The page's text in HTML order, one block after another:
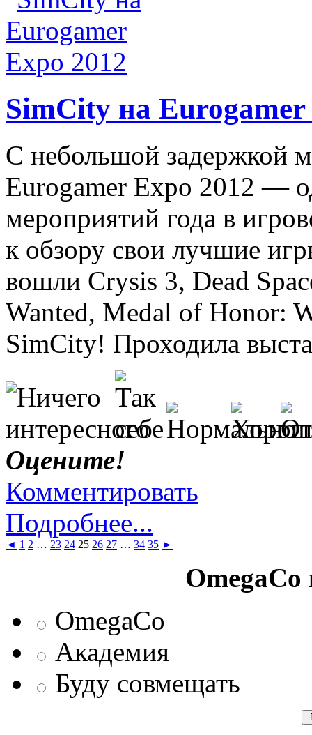
SimCity на Eurogamer
С небольшой задержкой
Eurogamer Expo 2012 —
мероприятий года в
к обзору свои лучшие
вошли Crysis 3, Dead
Wanted, Medal of Honor:
SimCity! Проходила
Оцените!
Комментировать
Подробнее...
◄ 1 2 … 23 24 25 26 27 … 34 35 ►
OmegaCo
Академия
Буду совмещать